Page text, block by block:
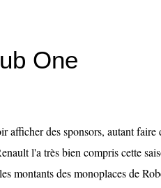
One
afficher des sponsors, autant faire
l'a très bien compris cette
montants des monoplaces de